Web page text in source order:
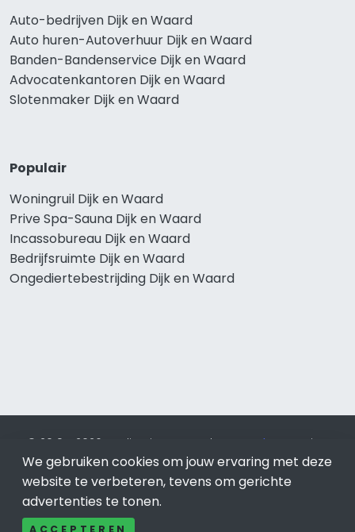
Auto-bedrijven Dijk en Waard
Auto huren-Autoverhuur Dijk en Waard
Banden-Bandenservice Dijk en Waard
Advocatenkantoren Dijk en Waard
Slotenmaker Dijk en Waard
Populair
Woningruil Dijk en Waard
Prive Spa-Sauna Dijk en Waard
Incassobureau Dijk en Waard
Bedrijfsruimte Dijk en Waard
Ongediertebestrijding Dijk en Waard
© 2019 - 2026 Realisatie en SEO door SEO-bureau
Lion
Internet. Betaal alleen voor bewezen resultaten?SEO
optimalisatie No Cure No Pay.Dijk en Waardis onderdeel
van Lion Internet.
We gebruiken cookies om jouw ervaring met deze
website te verbeteren, tevens om gerichte
advertenties te tonen.
ACCEPTEREN